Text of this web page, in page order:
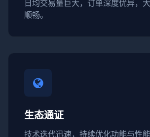
日均交易量巨大，订单深度优异，
顺畅。
生态通证
技术迭代迅速，持续优化功能与性